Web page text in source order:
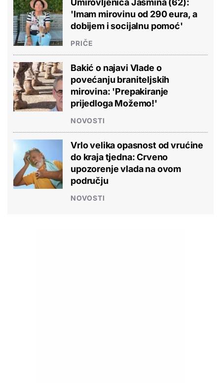
Umirovljenica Jasmina (62):
'Imam mirovinu od 290 eura, a
dobijem i socijalnu pomoć'
PRIČE
Bakić o najavi Vlade o
povećanju braniteljskih
mirovina: 'Prepakiranje
prijedloga Možemo!'
NOVOSTI
Vrlo velika opasnost od vrućine
do kraja tjedna: Crveno
upozorenje vlada na ovom
području
NOVOSTI